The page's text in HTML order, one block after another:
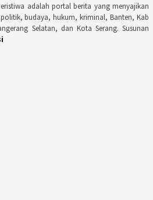
adalah portal berita yang menyajikan
budaya, hukum, kriminal, Banten, Kab
Selatan, dan Kota Serang. Susunan